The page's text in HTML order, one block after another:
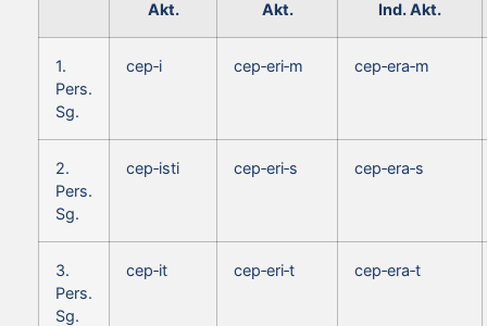
Akt.
Akt.
Ind. Akt.
1.
Pers.
Sg.
cep‑i cep‑eri‑m cep‑era‑m
2.
Pers.
Sg.
cep‑isti cep‑eri‑s cep‑era‑s
3.
Pers.
Sg.
cep‑it cep‑eri‑t cep‑era‑t